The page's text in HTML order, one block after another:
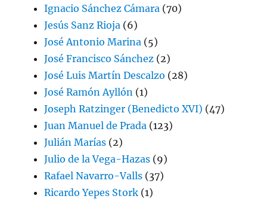
Ignacio Sánchez Cámara (70)
Jesús Sanz Rioja (6)
José Antonio Marina (5)
José Francisco Sánchez (2)
José Luis Martín Descalzo (28)
José Ramón Ayllón (1)
Joseph Ratzinger (Benedicto XVI) (47)
Juan Manuel de Prada (123)
Julián Marías (2)
Julio de la Vega-Hazas (9)
Rafael Navarro-Valls (37)
Ricardo Yepes Stork (1)